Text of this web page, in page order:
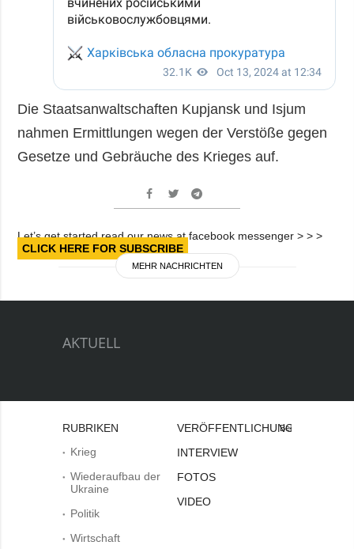
Die Staatsanwaltschaften Kupjansk und Isjum
nahmen Ermittlungen wegen der Verstöße gegen
Gesetze und Gebräuche des Krieges auf.
Let’s get started read our news at facebook messenger > > >
CLICK HERE FOR SUBSCRIBE
MEHR NACHRICHTEN
AKTUELL
RUBRIKEN
Krieg
Wiederaufbau der
Ukraine
Politik
Wirtschaft
VERÖFFENTLICHUNGEN
INTERVIEW
FOTOS
VIDEO
Bei